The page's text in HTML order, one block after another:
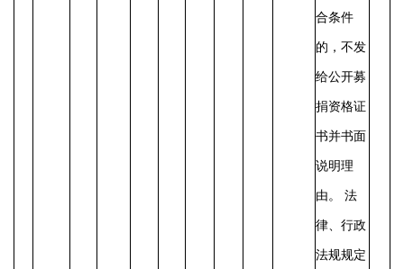
合条件
的，不发
给公开募
捐资格证
书并书面
说明理
由。 法
律、行政
法规规定